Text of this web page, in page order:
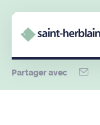
Partager avec